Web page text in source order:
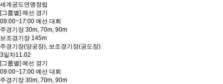
세계궁도연맹창립
[그룹별] 예선 경기
09:00~17:00 예선 대회
주경기장 30m, 70m, 90m
보조경기장 145m
주경기장(양궁장), 보조경기장(궁도장)
3일차11.02
[그룹별] 예선 경기
09:00~17:00 예선 대회
주경기장 30m, 70m, 90m